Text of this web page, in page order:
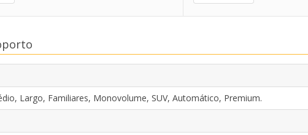
Largo, Familiares, Monovolume, SUV, Automático, Premium.